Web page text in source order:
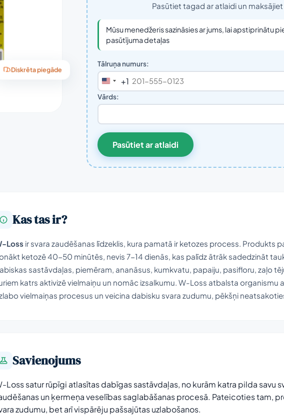
Diskrēta piegāde
Pasūtiet tagad ar atlaidi un
Mūsu menedžeris sazināsies ar jums, lai apstiprinātu
pasūtījuma detaļas
Tālruņa numurs:
United
States
+1
Vārds:
Pasūtiet ar atlaidi
Kas tas ir?
Loss ir svara zaudēšanas līdzeklis, kura pamatā ir ketozes process. Produkts
ketozē 40-50 minūtēs, nevis 7-14 dienās, kas palīdz ātrāk sadedzināt
sastāvdaļas, piemēram, ananāsus, kumkvatu, papaiju, pasifloru, zaļo
katrs aktivizē vielmaiņu un nomāc izsalkumu. W-Loss atbalsta organismu
vielmaiņas procesus un veicina dabisku svara zudumu, pēkšņi
Savienojums
Loss satur rūpīgi atlasītas dabīgas sastāvdaļas, no kurām katra pilda savu
un ķermeņa veselības saglabāšanas procesā. Pateicoties tam,
zudumu, bet arī vispārēju pašsajūtas uzlabošanos.